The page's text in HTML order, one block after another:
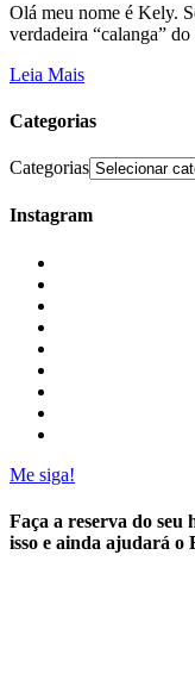
Olá meu nome é Kely.
verdadeira “calanga” do
Leia Mais
Categorias
Categorias
Instagram
Me siga!
Faça a reserva do seu
isso e ainda ajudará o